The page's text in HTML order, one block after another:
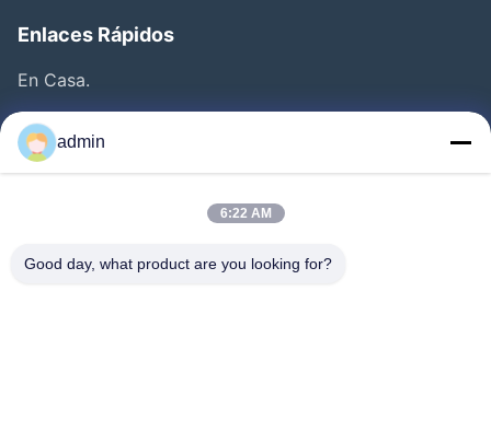
Enlaces Rápidos
En Casa.
Productos
Vídeos
Control De Calidad
admin
6:22 AM
Good day, what product are you looking for?